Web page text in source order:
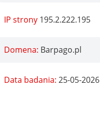
IP strony 195.2.222.195
Domena: Barpago.pl
Data badania: 25-05-2026